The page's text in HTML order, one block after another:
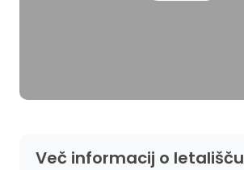
Več informacij o letališču